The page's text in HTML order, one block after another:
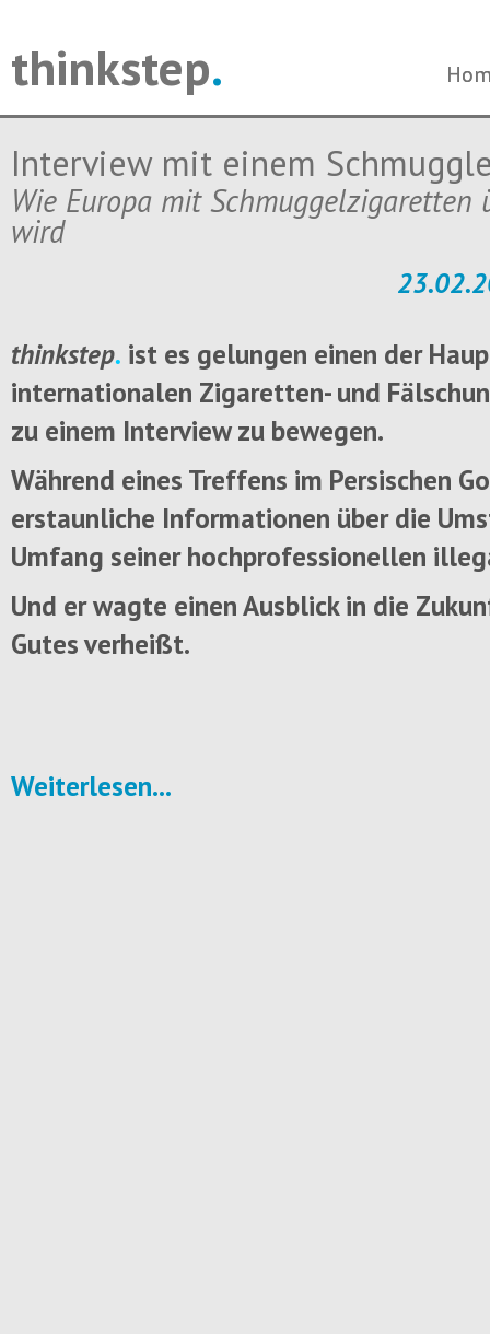
thinkstep.
Interview mit einem
Wie Europa mit Schmuggelzigaretten
wird
thinkstep. ist es gelungen einen der
internationalen Zigaretten- und
zu einem Interview zu bewegen.
Während eines Treffens im Persischen
erstaunliche Informationen über die
Umfang seiner hochprofessionellen
Und er wagte einen Ausblick in die
Gutes verheißt.
Weiterlesen...